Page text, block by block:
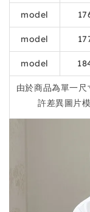
model
model
model
由於商品為單一
許差異圖片